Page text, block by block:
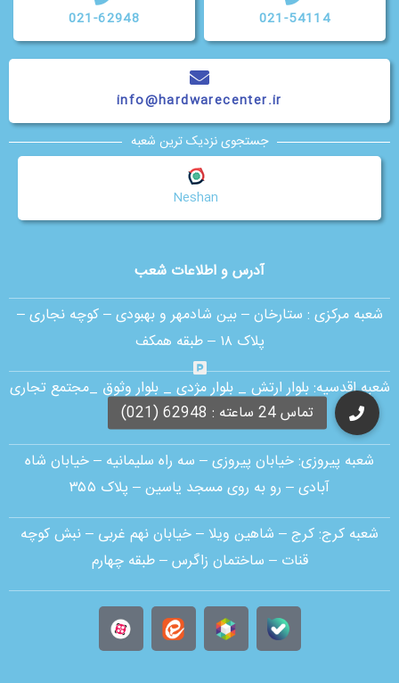
آدرس و اطلاعات شعب
شعبه مرکزی : ستارخان – بین شادمهر و بهبودی – کوچه نجاری –
پلاک ۱۸ – طبقه همکف
شعبه اقدسیه:بلوار ارتش _ بلوار مژدی _ بلوار وثوق _مجتمع تجاری
آمال _ طبقه G1 _ واحد 30
شعبه پیروزی: خیابان پیروزی – سه راه سلیمانیه – خیابان شاه
آبادی – رو به روی مسجد یاسین – پلاک ۳۵۵
شعبه کرج:کرج – شاهین ویلا – خیابان نهم غربی – نبش کوچه
قنات – ساختمان زاگرس – طبقه چهارم
021-54114
021-62948
info@hardwarecenter.ir
جستجوی نزدیک ترین شعبه
Neshan